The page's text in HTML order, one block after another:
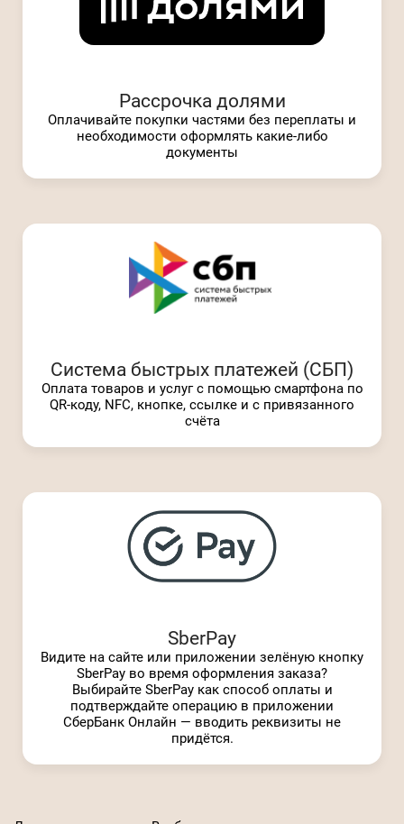
Рассрочка долями
Оплачивайте покупки частями без переплаты и
необходимости оформлять какие-либо
документы
Система быстрых платежей (СБП)
Оплата товаров и услуг с помощью смартфона по
QR-коду, NFC, кнопке, ссылке и с привязанного
счёта
SberPay
Видите на сайте или приложении зелёную кнопку
SberPay во время оформления заказа?
Выбирайте SberPay как способ оплаты и
подтверждайте операцию в приложении
СберБанк Онлайн — вводить реквизиты не
придётся.